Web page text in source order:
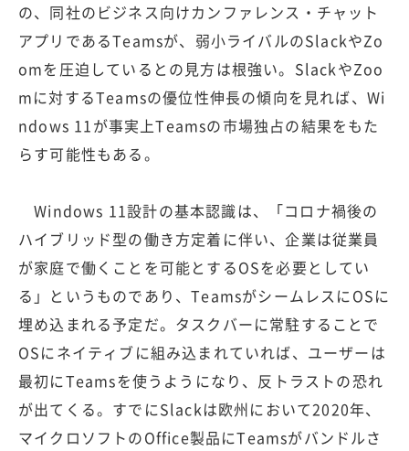
の、同社のビジネス向けカンファレンス・チャット
アプリであるTeamsが、弱小ライバルのSlackやZo
omを圧迫しているとの見方は根強い。SlackやZoo
mに対するTeamsの優位性伸長の傾向を見れば、Wi
ndows 11が事実上Teamsの市場独占の結果をもた
らす可能性もある。
Windows 11設計の基本認識は、「コロナ禍後の
ハイブリッド型の働き方定着に伴い、企業は従業員
が家庭で働くことを可能とするOSを必要としてい
る」というものであり、TeamsがシームレスにOSに
埋め込まれる予定だ。タスクバーに常駐することで
OSにネイティブに組み込まれていれば、ユーザーは
最初にTeamsを使うようになり、反トラストの恐れ
が出てくる。すでにSlackは欧州において2020年、
マイクロソフトのOffice製品にTeamsがバンドルさ